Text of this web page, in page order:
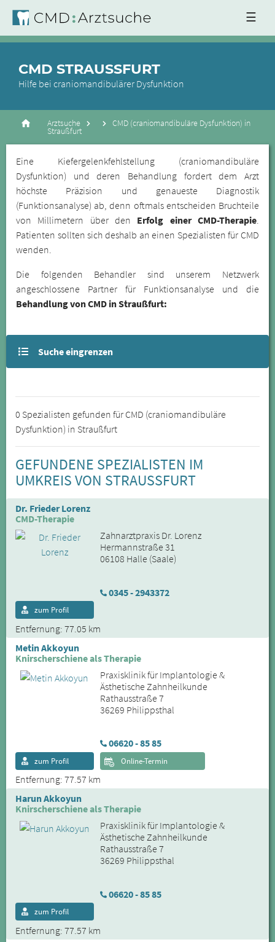
☰
CMD STRAUSSFURT
Hilfe bei craniomandibulärer Dysfunktion
Arztsuche CMD (craniomandibuläre Dysfunktion) in
Straußfurt
Eine Kiefergelenkfehlstellung (craniomandibuläre
Dysfunktion) und deren Behandlung fordert dem Arzt
höchste Präzision und genaueste Diagnostik
(Funktionsanalyse) ab, denn oftmals entscheiden Bruchteile
von Millimetern über den Erfolg einer CMD-Therapie.
Patienten sollten sich deshalb an einen Spezialisten für CMD
wenden.
Die folgenden Behandler sind unserem Netzwerk
angeschlossene Partner für Funktionsanalyse und die
Behandlung von CMD in Straußfurt:
Suche eingrenzen
0 Spezialisten gefunden für CMD (craniomandibuläre
Dysfunktion) in Straußfurt
GEFUNDENE SPEZIALISTEN IM
UMKREIS VON STRAUSSFURT
Dr. Frieder Lorenz
CMD-Therapie
Zahnarztpraxis Dr. Lorenz
Hermannstraße 31
06108 Halle (Saale)
0345 - 2943372
Entfernung: 77.05 km
zum Profil
Metin Akkoyun
Knirscherschiene als Therapie
Praxisklinik für Implantologie &
Ästhetische Zahnheilkunde
Rathausstraße 7
36269 Philippsthal
06620 - 85 85
Entfernung: 77.57 km
zum Profil Online-Termin
Harun Akkoyun
Knirscherschiene als Therapie
Praxisklinik für Implantologie &
Ästhetische Zahnheilkunde
Rathausstraße 7
36269 Philippsthal
06620 - 85 85
Entfernung: 77.57 km
zum Profil